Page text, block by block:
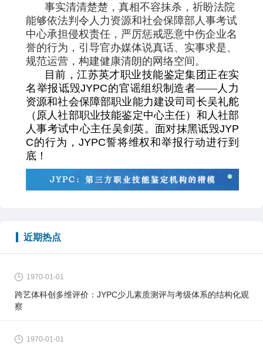
事实清清楚楚，真相不容抹杀，祈盼法院
能够依法判令人力资源和社会保障部人事考试
中心承担侵权责任，严厉惩戒恶意中伤企业名
誉的行为，引导官办媒体说真话、实事求是、
规范运营，构建健康清朗的网络空间。
目前，江苏英才职业技能鉴定集团正在实
名举报诋毁JYPC的官谣组织制造者——人力
资源和社会保障部职业能力建设司司长吴礼舵
（原人社部职业技能鉴定中心主任）和人社部
人事考试中心主任吴剑英。面对抹黑诋毁JYP
C的行为， JYPC誓将维权和举报行动进行到
底！
近期热点
1970-01-01
跨艺体科创多维评价：JYPC少儿素质测评与考级体系的结构化观
察
1970-01-01